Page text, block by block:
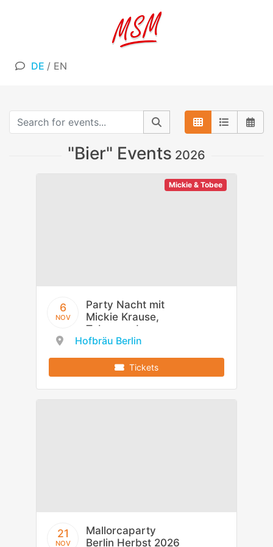
DE / EN
"Bier" Events 2026
Mickie & Tobee
6
NOV
Party Nacht mit
Mickie Krause,
Tobee und
Flottn3er
Hofbräu Berlin
Tickets
21
NOV
Mallorcaparty
Berlin Herbst 2026